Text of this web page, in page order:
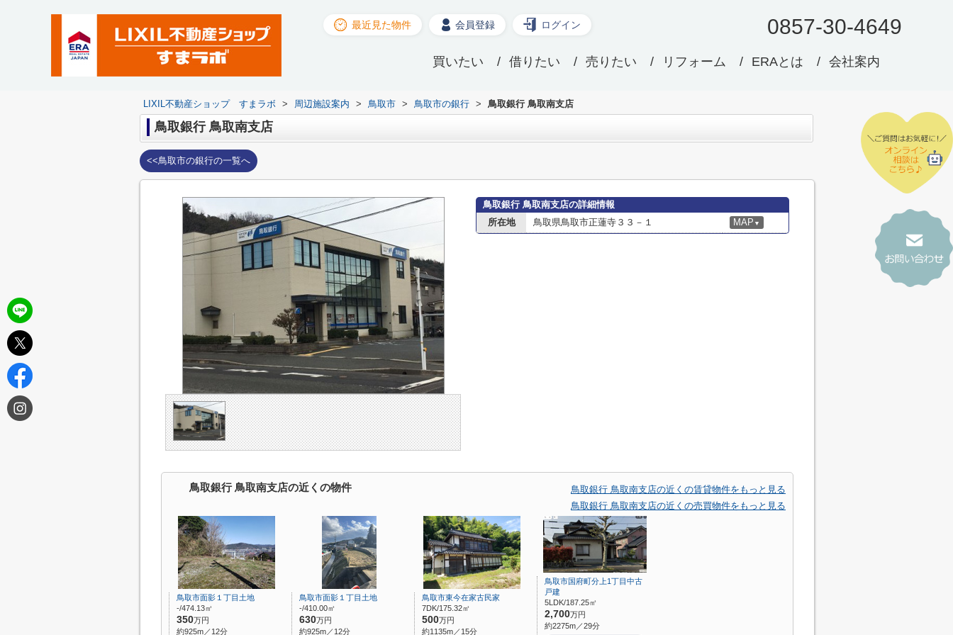
最近見た物件 会員登録 ログイン 0857-30-4649
買いたい 借りたい 売りたい リフォーム ERAとは 会社案内
LIXIL不動産ショップ すまラボ > 周辺施設案内 > 鳥取市 > 鳥取市の銀行 > 鳥取銀行 鳥取南支店
鳥取銀行 鳥取南支店
<<鳥取市の銀行の一覧へ
鳥取銀行 鳥取南支店の詳細情報
所在地
鳥取県鳥取市正蓮寺３３－１ MAP ▼
鳥取銀行 鳥取南支店の近くの物件
鳥取銀行 鳥取南支店の近くの賃貸物件をもっと見る
鳥取銀行 鳥取南支店の近くの売買物件をもっと見る
鳥取市面影１丁目土地
-/474.13㎡
350万円
約925m／12分
鳥取市面影１丁目土地
-/410.00㎡
630万円
約925m／12分
鳥取市東今在家古民家
7DK/175.32㎡
500万円
約1135m／15分
鳥取市国府町分上1丁目中古
戸建
5LDK/187.25㎡
2,700万円
約2275m／29分